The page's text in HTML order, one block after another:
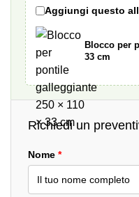
Aggiungi questo
Blocco per
33 cm
Richiedi un
Nome *